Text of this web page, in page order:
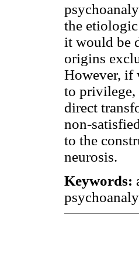
the
it would be
origins
However, if
to privilege,
direct
non-
to the
neurosis.
Keywords: